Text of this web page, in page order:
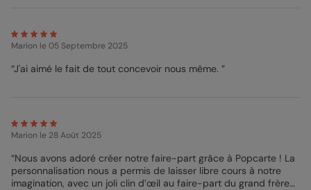
Marion le 05 Septembre 2025
“J'ai aimé le fait de tout concevoir nous même. ”
Marion le 28 Août 2025
“Nous avons adoré créer notre faire-part grâce à Popcarte ! La
personnalisation nous a permis de laisser libre cours à notre
imagination, avec un joli clin d’œil au faire-part du grand frère